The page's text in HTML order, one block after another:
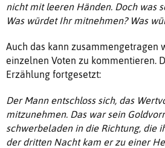
nicht mit leeren Händen. Doch was
Was würdet Ihr mitnehmen? Was
Auch das kann zusammengetragen
einzelnen Voten zu kommentieren.
Erzählung fortgesetzt:
Der Mann entschloss sich, das
mitzunehmen. Das war sein
schwerbeladen in die Richtung, die
der dritten Nacht kam er zu einer